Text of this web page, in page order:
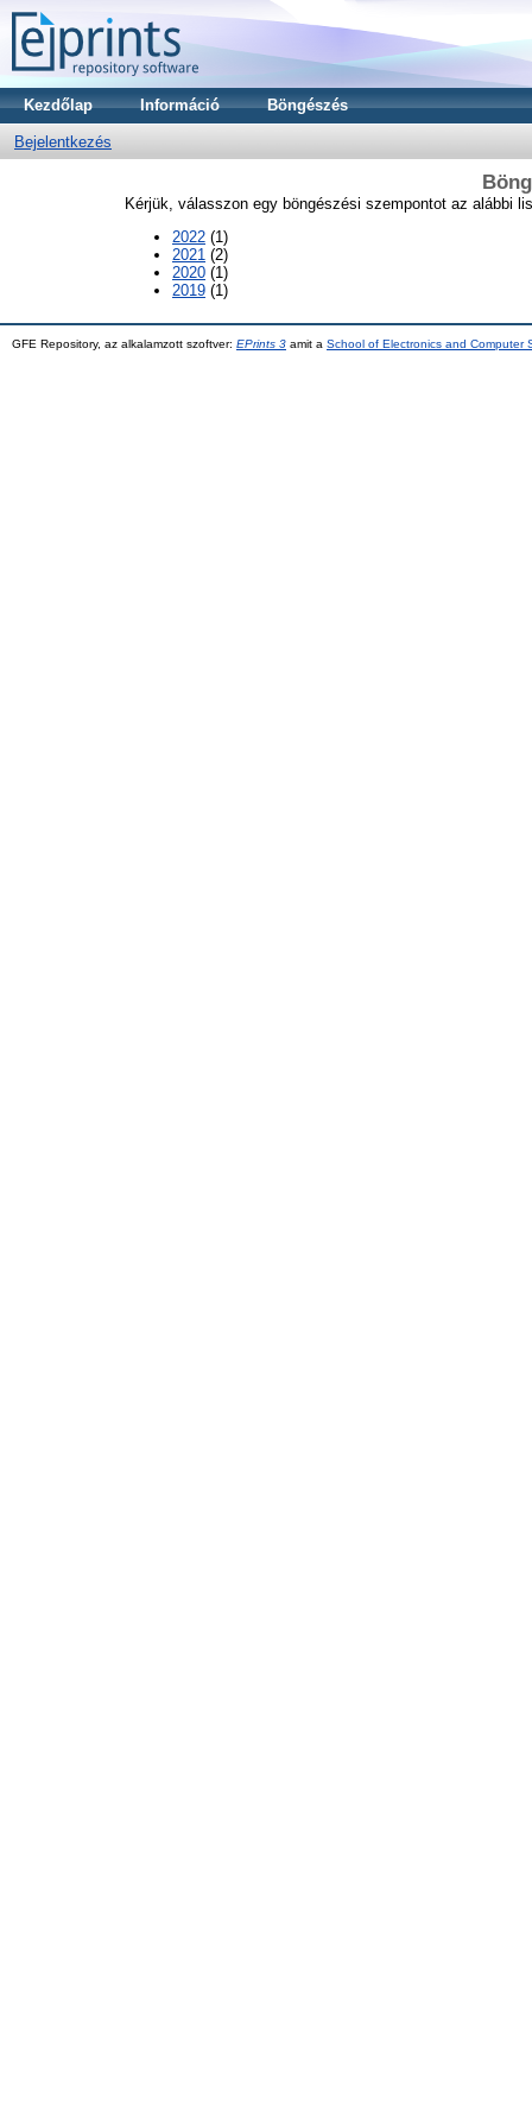
Kezdőlap Információ Böngészés
Bejelentkezés
Kérjük, válasszon egy böngészési szempontot az alábbi
2022 (1)
2021 (2)
2020 (1)
2019 (1)
GFE Repository, az alkalamzott szoftver: EPrints 3 amit a School of Electronics and Computer